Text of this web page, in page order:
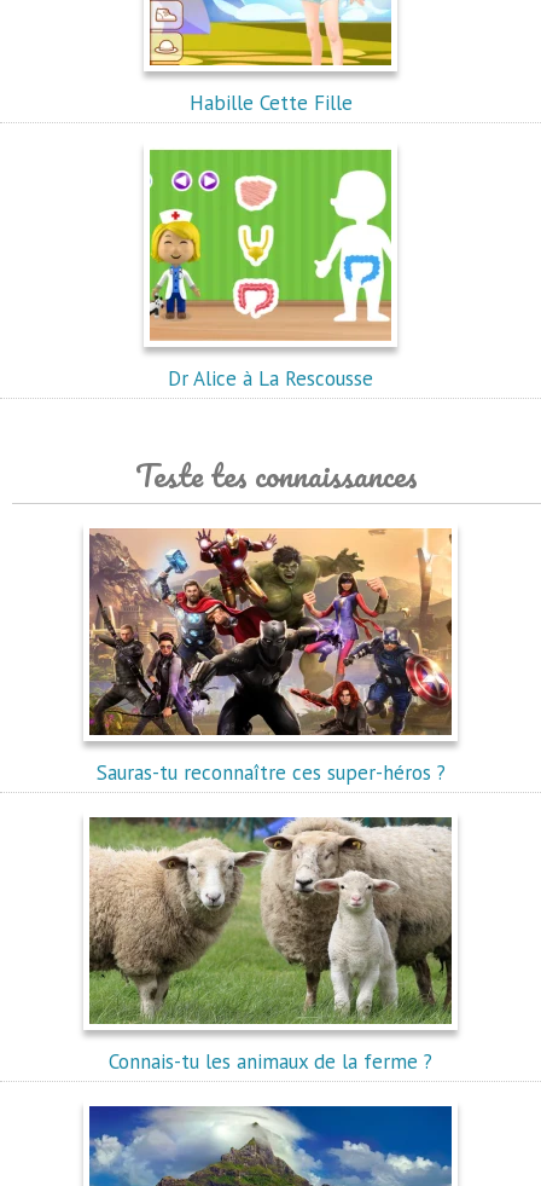
Habille Cette Fille
Dr Alice à La Rescousse
Teste tes connaissances
Sauras-tu reconnaître ces super-héros ?
Connais-tu les animaux de la ferme ?